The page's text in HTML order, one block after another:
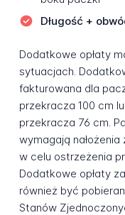
Długość +
Dodatkowe opłaty
sytuacjach.
fakturowana dla
przekracza 100 cm
przekracza 76 cm.
wymagają
w celu ostrzeżenia
Dodatkowe opłaty
również być
Stanów